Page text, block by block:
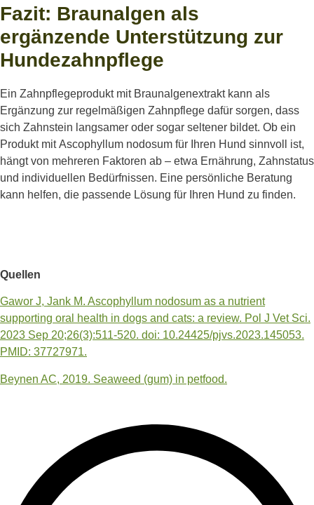
Fazit: Braunalgen als
ergänzende Unterstützung zur
Hundezahnpflege
Ein Zahnpflegeprodukt mit Braunalgenextrakt kann als
Ergänzung zur regelmäßigen Zahnpflege dafür sorgen, dass
sich Zahnstein langsamer oder sogar seltener bildet. Ob ein
Produkt mitAscophyllum nodosum für Ihren Hund sinnvoll ist,
hängt von mehreren Faktoren ab – etwa Ernährung, Zahnstatus
und individuellen Bedürfnissen. Eine persönliche Beratung
kann helfen, die passende Lösung für Ihren Hund zu finden.
Quellen
Gawor J, Jank M. Ascophyllum nodosum as a nutrient
supporting oral health in dogs and cats: a review. Pol J Vet Sci.
2023 Sep 20;26(3):511-520. doi: 10.24425/pjvs.2023.145053.
PMID: 37727971.
Beynen AC, 2019. Seaweed (gum) in petfood.